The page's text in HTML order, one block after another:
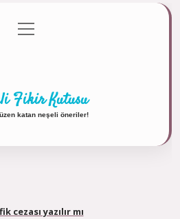
Politikası
menüyü
aç
Fikir Kutusu
katan neşeli öneriler!
cezası yazılır mı